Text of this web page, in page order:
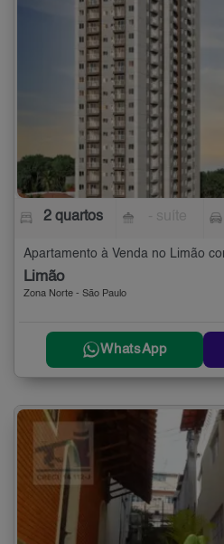
2 quartos
Apartamento à Venda no Limão
Limão
Zona Norte - São Paulo
WhatsApp